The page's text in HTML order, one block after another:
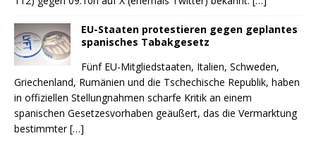
EU-Staaten protestieren gegen geplantes
spanisches Tabakgesetz
Fünf EU-Mitgliedstaaten, Italien, Schweden,
Griechenland, Rumänien und die Tschechische Republik, haben
in offiziellen Stellungnahmen scharfe Kritik an einem
spanischen Gesetzesvorhaben geäußert, das die Vermarktung
bestimmter[…]